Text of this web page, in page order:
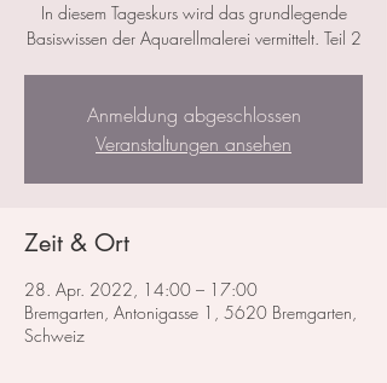
In diesem Tageskurs wird das grundlegende
Basiswissen der Aquarellmalerei vermittelt. Teil 2
Anmeldung abgeschlossen
Veranstaltungen ansehen
Zeit & Ort
28. Apr. 2022, 14:00 – 17:00
Bremgarten, Antonigasse 1, 5620 Bremgarten,
Schweiz